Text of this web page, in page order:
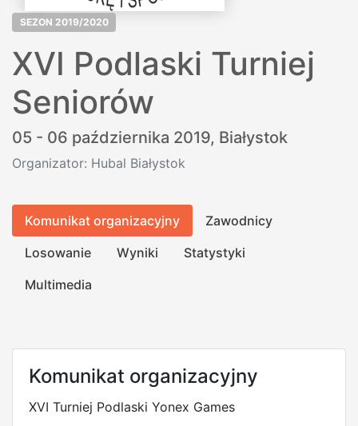
SEZON 2019/2020
XVI Podlaski Turniej
Seniorów
05 - 06 października 2019, Białystok
Organizator: Hubal Białystok
Komunikat organizacyjny
Zawodnicy
Losowanie
Wyniki
Statystyki
Multimedia
Komunikat organizacyjny
XVI Turniej Podlaski Yonex Games